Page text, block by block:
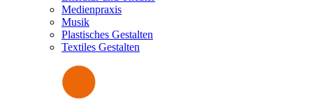
Medienpraxis
Musik
Plastisches Gestalten
Textiles Gestalten